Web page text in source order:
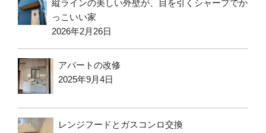
縦ラインの美しい外壁が、目を引くシャープでか
っこいい家
2026年2月26日
アパートの改修
2025年9月4日
レンジフードとガスコンロ交換